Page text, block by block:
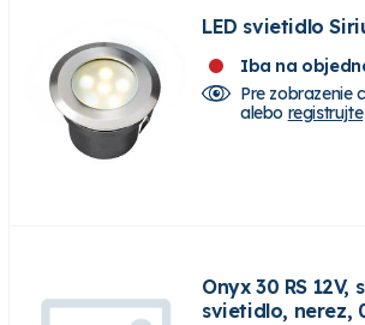
LED svietidlo
Iba na
Pre zobrazenie
alebo registrujte
Onyx 30 RS
svietidlo, nerez,